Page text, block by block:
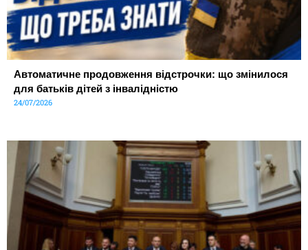
Автоматичне продовження відстрочки: що змінилося
для батьків дітей з інвалідністю
24/07/2026